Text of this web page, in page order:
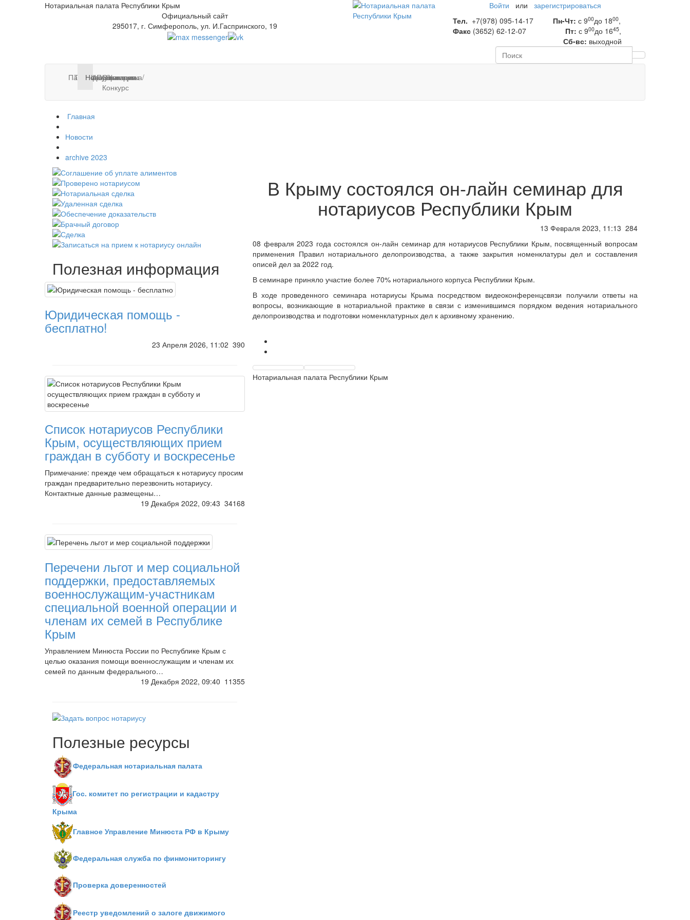
Нотариальная палата Республики Крым
Официальный сайт
295017, г. Симферополь, ул. И.Гаспринского, 19
Войти или зарегистрироваться
Тел. +7(978) 095-14-17
Факс (3652) 62-12-07
Пн-Чт: с 900до 1800,
Пт: с 900до 1645,
Сб-вс: выходной
Палата
Тарифы
Нотариусы
Новости
Информация
Публикации
Стажировка/
Конкурс
Контакты
Главная
Новости
archive 2023
В Крыму состоялся он-лайн семинар для
нотариусов Республики Крым
13 Февраля 2023, 11:13 284
08 февраля 2023 года состоялся он-лайн семинар для нотариусов Республики Крым, посвященный вопросам
применения Правил нотариального делопроизводства, а также закрытия номенклатуры дел и составления
описей дел за 2022 год.
В семинаре приняло участие более 70% нотариального корпуса Республики Крым.
В ходе проведенного семинара нотариусы Крыма посредством видеоконференцсвязи получили ответы на
вопросы, возникающие в нотариальной практике в связи с изменившимся порядком ведения нотариального
делопроизводства и подготовки номенклатурных дел к архивному хранению.
Нотариальная палата Республики Крым
Полезная информация
Юридическая помощь -
бесплатно!
23 Апреля 2026, 11:02 390
Список нотариусов Республики
Крым, осуществляющих прием
граждан в субботу и воскресенье
Примечание: прежде чем обращаться к нотариусу просим
граждан предварительно перезвонить нотариусу.
Контактные данные размещены…
19 Декабря 2022, 09:43 34168
Перечени льгот и мер социальной
поддержки, предоставляемых
военнослужащим-участникам
специальной военной операции и
членам их семей в Республике
Крым
Управлением Минюста России по Республике Крым с
целью оказания помощи военнослужащим и членам их
семей по данным федерального…
19 Декабря 2022, 09:40 11355
Полезные ресурсы
Федеральная нотариальная палата
Гос. комитет по регистрации и кадастру
Крыма
Главное Управление Минюста РФ в Крыму
Федеральная служба по финмониторингу
Проверка доверенностей
Реестр уведомлений о залоге движимого